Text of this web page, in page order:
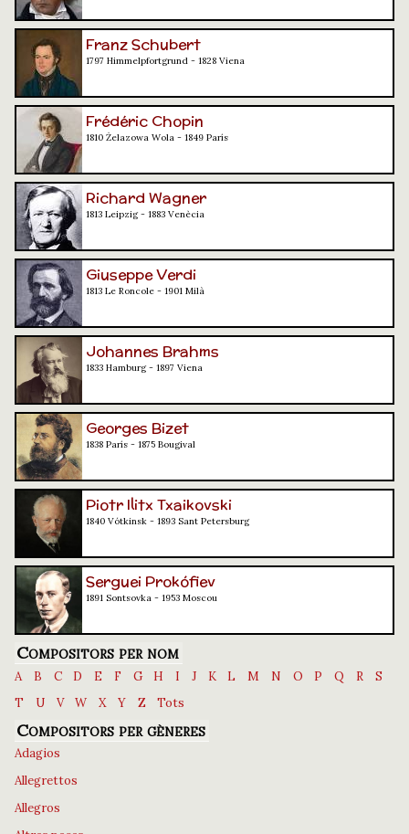
Franz Schubert
1797 Himmelpfortgrund - 1828 Viena
Frédéric Chopin
1810 Żelazowa Wola - 1849 París
Richard Wagner
1813 Leipzig - 1883 Venècia
Giuseppe Verdi
1813 Le Roncole - 1901 Milà
Johannes Brahms
1833 Hamburg - 1897 Viena
Georges Bizet
1838 París - 1875 Bougival
Piotr Ilitx Txaikovski
1840 Vótkinsk - 1893 Sant Petersburg
Serguei Prokófiev
1891 Sontsovka - 1953 Moscou
Compositors per nom
A B C D E F G H I J K L M N O P Q R
S
T
U V W X Y Z Tots
Compositors per gèneres
Adagios
Allegrettos
Allegros